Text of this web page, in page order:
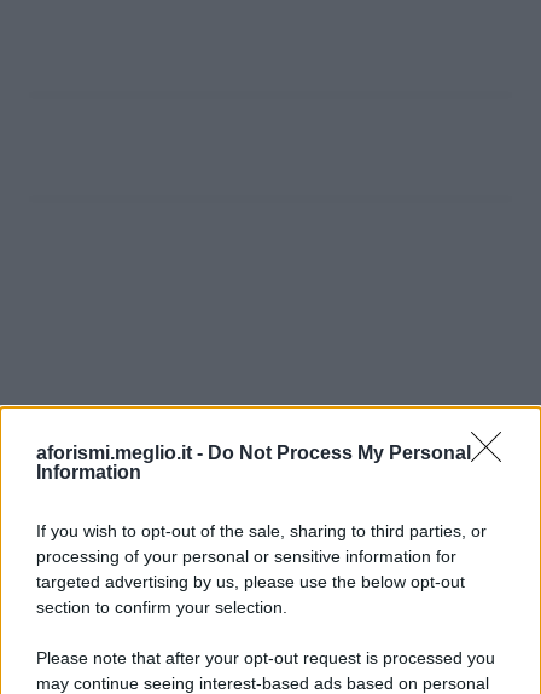
aforismi.meglio.it - Do Not Process My Personal
Information
If you wish to opt-out of the sale, sharing to third parties, or
processing of your personal or sensitive information for
targeted advertising by us, please use the below opt-out
section to confirm your selection.
Please note that after your opt-out request is processed you
may continue seeing interest-based ads based on personal
Ricevi LE FRASI PIÙ BELLE via e-mail
E-mail